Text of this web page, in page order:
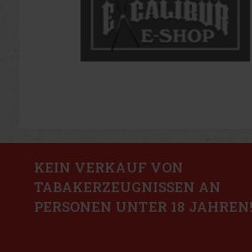
KEIN VERKAUF VON
TABAKERZEUGNISSEN AN
PERSONEN UNTER 18